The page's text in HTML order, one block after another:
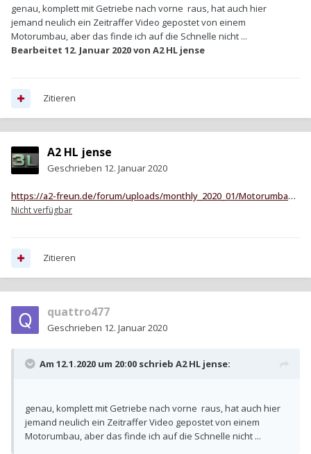
genau, komplett mit Getriebe nach vorne raus, hat auch hier
jemand neulich ein Zeitraffer Video gepostet von einem
Motorumbau, aber das finde ich auf die Schnelle nicht ...
Bearbeitet 12. Januar 2020von A2 HL jense
Zitieren
A2 HL jense
Geschrieben 12. Januar 2020
https://a2-freun.de/forum/uploads/monthly_2020_01/Motorumbau2019.mp4.3487226ca40245d955f49303867af1d9.mp4
Nicht verfügbar
Zitieren
quattro477
Geschrieben 12. Januar 2020
Am 12.1.2020 um 20:00 schrieb A2 HL jense:
genau, komplett mit Getriebe nach vorne raus, hat auch hier
jemand neulich ein Zeitraffer Video gepostet von einem
Motorumbau, aber das finde ich auf die Schnelle nicht ...